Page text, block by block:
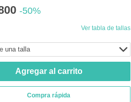
-50%
Ver tabla de tallas
una talla
Agregar al carrito
Compra rápida